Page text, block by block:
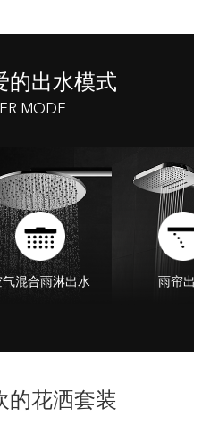
的出水模式
MODE
气混合雨淋出水 雨帘出水
的花洒套装